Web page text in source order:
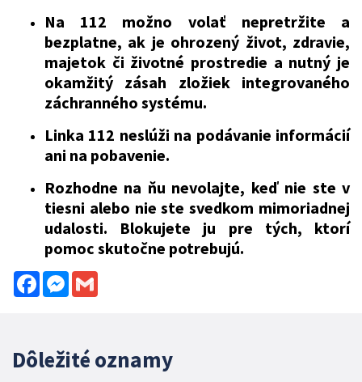
Na 112 možno volať nepretržite a
bezplatne, ak je ohrozený život, zdravie,
majetok či životné prostredie a nutný je
okamžitý zásah zložiek integrovaného
záchranného systému.
Linka 112 neslúži na podávanie informácií
ani na pobavenie.
Rozhodne na ňu nevolajte, keď nie ste v
tiesni alebo nie ste svedkom mimoriadnej
udalosti. Blokujete ju pre tých, ktorí
pomoc skutočne potrebujú.
FacebookMessenger
Dôležité oznamy